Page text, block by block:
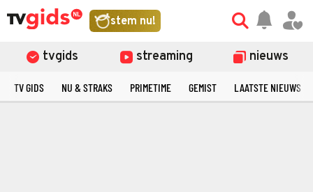
stem nu!
tvgids streaming nieuws
TV GIDS NU & STRAKS PRIMETIME GEMIST LAATSTE NIEUWS